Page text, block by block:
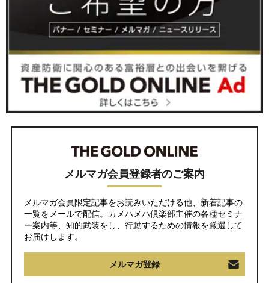
メルマガ会員登録者のご案内
メルマガ会員限定記事をお読みいただける他、新着記事の
一覧をメールで配信。カメハメハ倶楽部主催の各種セミナ
ー案内等、知的武装をし、行動するための情報を厳選して
お届けします。
メルマガ登録